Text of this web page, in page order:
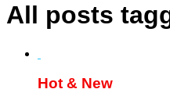
All posts
Hot & New